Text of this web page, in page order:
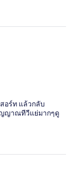
อร์ท แล้วกลับ
ญญาณทีวีแย่มากๆดู